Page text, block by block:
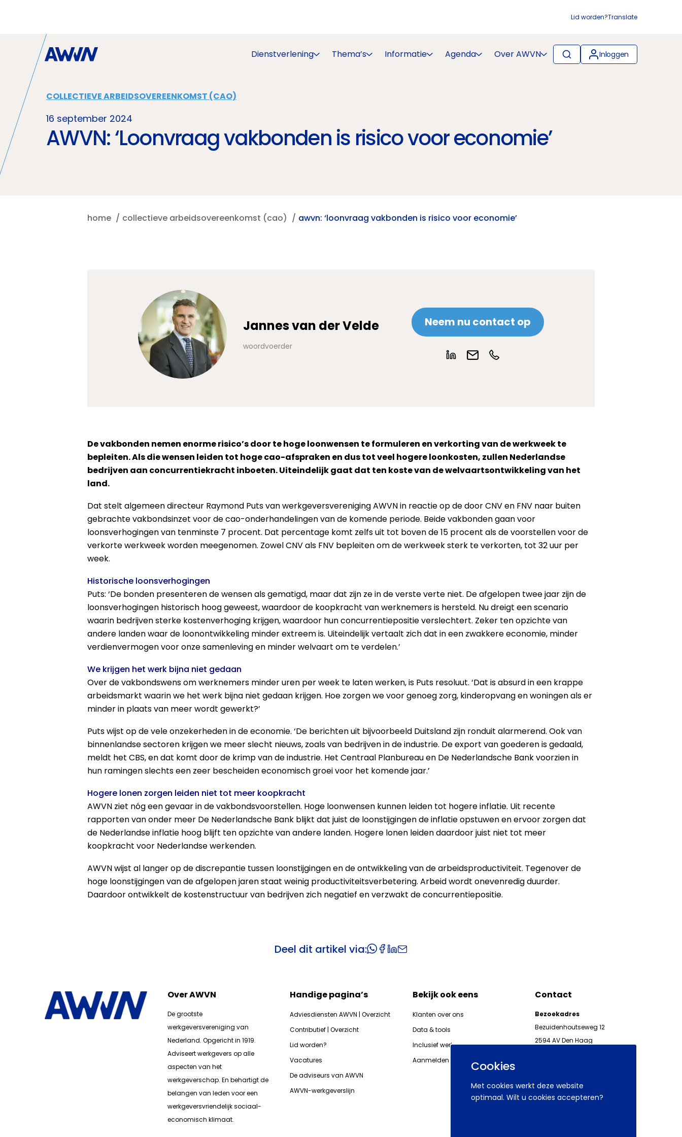
Cookies
Met cookies werkt deze website
optimaal. Wilt u cookies accepteren?
Lid worden?Translate
Dienstverlening Thema’s Informatie Agenda Over AWVN Inloggen
COLLECTIEVE ARBEIDSOVEREENKOMST (CAO)
16 september 2024
AWVN: ‘Loonvraag vakbonden is risico voor economie’
home collectieve arbeidsovereenkomst (cao) awvn: ‘loonvraag vakbonden is risico voor economie’
Jannes van der Velde
woordvoerder
Neem nu contact op
De vakbonden nemen enorme risico’s door te hoge loonwensen te formuleren en verkorting van de werkweek te
bepleiten. Als die wensen leiden tot hoge cao-afspraken en dus tot veel hogere loonkosten, zullen Nederlandse
bedrijven aan concurrentiekracht inboeten. Uiteindelijk gaat dat ten koste van de welvaartsontwikkeling van het
land.
Dat stelt algemeen directeur Raymond Puts van werkgeversvereniging AWVN in reactie op de door CNV en FNV naar buiten
gebrachte vakbondsinzet voor de cao-onderhandelingen van de komende periode. Beide vakbonden gaan voor
loonsverhogingen van tenminste 7 procent. Dat percentage komt zelfs uit tot boven de 15 procent als de voorstellen voor de
verkorte werkweek worden meegenomen. Zowel CNV als FNV bepleiten om de werkweek sterk te verkorten, tot 32 uur per
week.
Historische loonsverhogingen
Puts: ‘De bonden presenteren de wensen als gematigd, maar dat zijn ze in de verste verte niet. De afgelopen twee jaar zijn de
loonsverhogingen historisch hoog geweest, waardoor de koopkracht van werknemers is hersteld. Nu dreigt een scenario
waarin bedrijven sterke kostenverhoging krijgen, waardoor hun concurrentiepositie verslechtert. Zeker ten opzichte van
andere landen waar de loonontwikkeling minder extreem is. Uiteindelijk vertaalt zich dat in een zwakkere economie, minder
verdienvermogen voor onze samenleving en minder welvaart om te verdelen.’
We krijgen het werk bijna niet gedaan
Over de vakbondswens om werknemers minder uren per week te laten werken, is Puts resoluut. ‘Dat is absurd in een krappe
arbeidsmarkt waarin we het werk bijna niet gedaan krijgen. Hoe zorgen we voor genoeg zorg, kinderopvang en woningen als er
minder in plaats van meer wordt gewerkt?’
Puts wijst op de vele onzekerheden in de economie. ‘De berichten uit bijvoorbeeld Duitsland zijn ronduit alarmerend. Ook van
binnenlandse sectoren krijgen we meer slecht nieuws, zoals van bedrijven in de industrie. De export van goederen is gedaald,
meldt het CBS, en dat komt door de krimp van de industrie. Het Centraal Planbureau en De Nederlandsche Bank voorzien in
hun ramingen slechts een zeer bescheiden economisch groei voor het komende jaar.’
Hogere lonen zorgen leiden niet tot meer koopkracht
AWVN ziet nóg een gevaar in de vakbondsvoorstellen. Hoge loonwensen kunnen leiden tot hogere inflatie. Uit recente
rapporten van onder meer De Nederlandsche Bank blijkt dat juist de loonstijgingen de inflatie opstuwen en ervoor zorgen dat
de Nederlandse inflatie hoog blijft ten opzichte van andere landen. Hogere lonen leiden daardoor juist niet tot meer
koopkracht voor Nederlandse werkenden.
AWVN wijst al langer op de discrepantie tussen loonstijgingen en de ontwikkeling van de arbeidsproductiviteit. Tegenover de
hoge loonstijgingen van de afgelopen jaren staat weinig productiviteitsverbetering. Arbeid wordt onevenredig duurder.
Daardoor ontwikkelt de kostenstructuur van bedrijven zich negatief en verzwakt de concurrentiepositie.
Deel dit artikel via:
Over AWVN
De grootste
werkgeversvereniging van
Nederland. Opgericht in 1919.
Adviseert werkgevers op alle
aspecten van het
werkgeverschap. En behartigt de
belangen van leden voor een
werkgeversvriendelijk sociaal-
economisch klimaat.
Handige pagina’s
Adviesdiensten AWVN | Overzicht
Contributief | Overzicht
Lid worden?
Vacatures
De adviseurs van AWVN
AWVN-werkgeverslijn
Bekijk ook eens
Klanten over ons
Data & tools
Inclusief werkgeven
Aanmelden nieuwsbrieven AWVN
Contact
Bezoekadres
Bezuidenhoutseweg 12
2594 AV Den Haag
werkgeverslijn@awvn.nl